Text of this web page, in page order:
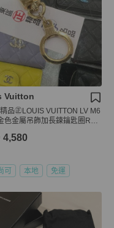
Vuitton
品㊣LOUIS VUITTON LV M6
色金屬吊飾加長鍊鑰匙圈RZ6
4,580
可 本地 免運